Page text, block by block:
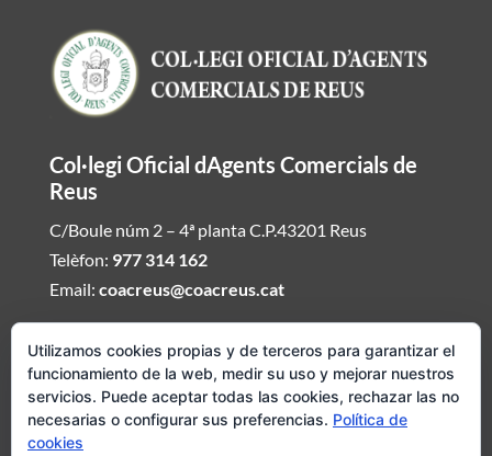
Col·legi Oficial dAgents Comercials de
Reus
C/Boule núm 2 – 4ª planta C.P.43201 Reus
Telèfon: 977 314 162
Email: coacreus@coacreus.cat
Horari del Col·legi dAgents Comercials
De dilluns a divendres de 16:00h a 19:30h
Si desitjeu ser atesos fora daquest envieu mail demanat hora i
Utilizamos cookies propias y de terceros para garantizar el
funcionamiento de la web, medir su uso y mejorar nuestros
servicios. Puede aceptar todas las cookies, rechazar las no
necesarias o configurar sus preferencias. Política de
cookies